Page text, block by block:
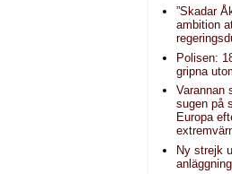
”Skadar
ambition
Polisen:
gripna
Varannan
sugen på
Europa
Ny strejk